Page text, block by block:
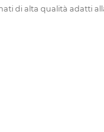
di alta qualità adatti